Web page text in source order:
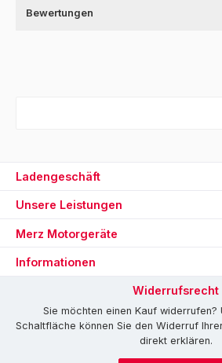
Bewertungen
Ladengeschäft
Unsere Leistungen
Merz Motorgeräte
Informationen
Widerrufsrecht
Sie möchten einen Kauf
Schaltfläche können Sie den Widerruf
direkt erklären.